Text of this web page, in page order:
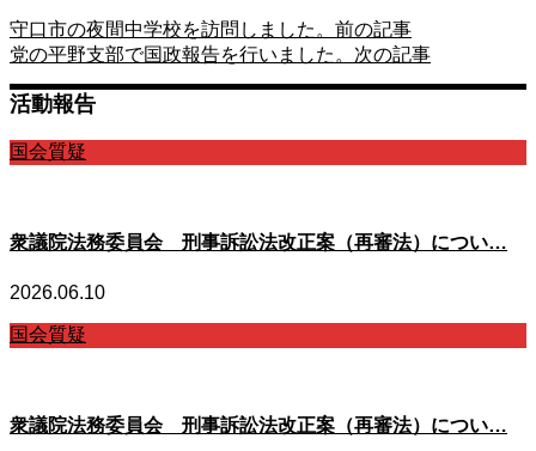
守口市の夜間中学校を訪問しました。 前の記事
党の平野支部で国政報告を行いました。 次の記事
活動報告
国会質疑
衆議院法務委員会 刑事訴訟法改正案（再審法）につい…
2026.06.10
国会質疑
衆議院法務委員会 刑事訴訟法改正案（再審法）につい…